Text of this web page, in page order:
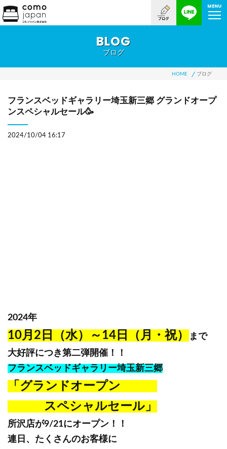
MENU
BLOG
ブログ
HOME ブログ
フランスベッドギャラリー埼玉新三郷 グランドオープ
ンスペシャルセール🥳
2024/10/04 16:17
2024年
10月2日（水）～14日（月・祝）
まで
大好評につき第二弾開催！！
フランスベッドギャラリー埼玉新三郷
「グランドオープン
スペシャルセール」
所沢店が9/21にオープン！！
連日、たくさんのお客様に